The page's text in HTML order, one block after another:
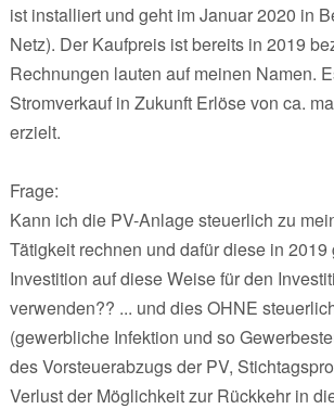
ist installiert und geht im Januar 2020 in
Netz). Der Kaufpreis ist bereits in 2019
Rechnungen lauten auf meinen Namen.
Stromverkauf in Zukunft Erlöse von ca.
erzielt.
Frage:
Kann ich die PV-Anlage steuerlich zu
Tätigkeit rechnen und dafür diese in 2019
Investition auf diese Weise für den
verwenden?? ... und dies OHNE
(gewerbliche Infektion und so
des Vorsteuerabzugs der PV,
Verlust der Möglichkeit zur Rückkehr in